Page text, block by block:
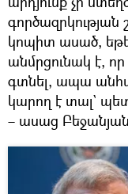
կոպիտ ասած,
անմրցունակ է, որ
գտնել, ապա
կարող է տալ`
– ասաց